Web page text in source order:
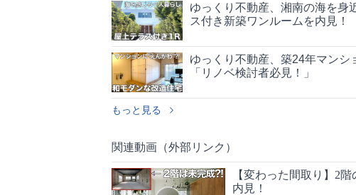
ゆっくり不動産、湘南の海を身
ス付き新築ワンルームを内見！
ゆっくり不動産、築24年マン
「リノベ検討者必見！」
もっと見る
関連動画（外部リンク）
【変わった間取り】2
内見！